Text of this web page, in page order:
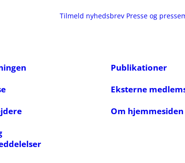
Tilmeld nyhedsbrev Presse og
Publikationer
Eksterne
Om hjemmesiden